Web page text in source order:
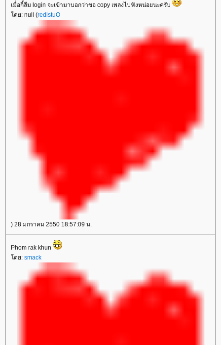
เมื่อกี้ลืม login จะเข้ามาบอกว่าขอ copy เพลงไปฟังหน่อยนะครับ
โดย: null (redistuO
) 28 มกราคม 2550 18:57:09 น.
Phom rak khun
โดย: smack